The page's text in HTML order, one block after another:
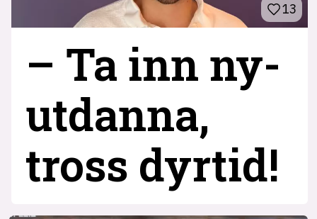
13
– Ta inn ny­
utdanna,
tross dyrtid!